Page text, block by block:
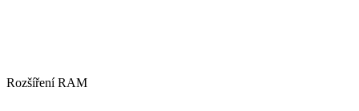
Rozšíření RAM